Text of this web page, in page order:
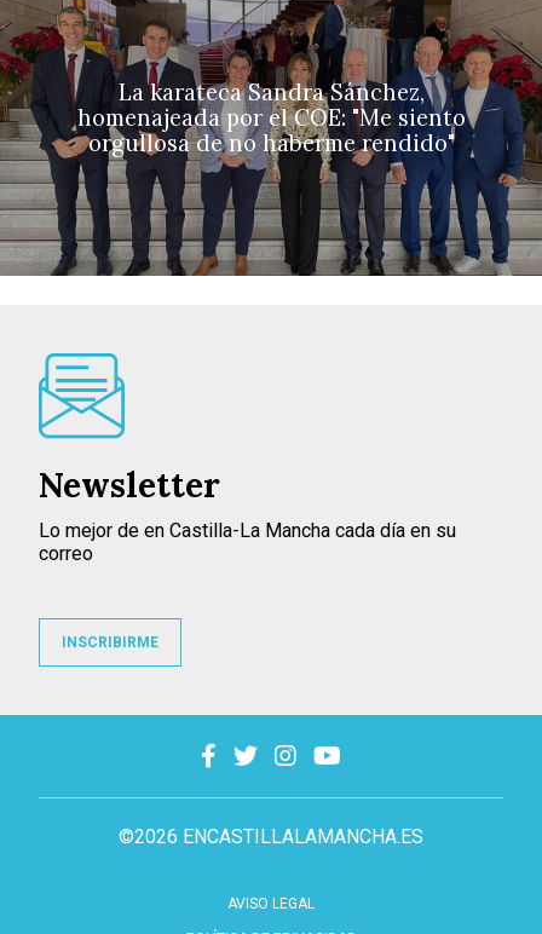
La karateca Sandra Sánchez,
homenajeada por el COE: "Me siento
orgullosa de no haberme rendido"
©2026 ENCASTILLALAMANCHA.ES
AVISO LEGAL
Newsletter
Lo mejor de en Castilla-La Mancha cada día en su
correo
INSCRIBIRME